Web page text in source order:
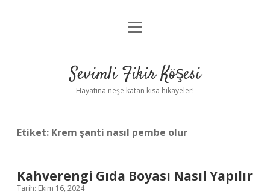
Anasayfa
Yasal Uyarı
menüyü
Sevimli Fikir Köşesi
Hayatına neşe katan kısa hikayeler!
Etiket: Krem şanti nasıl pembe olur
Kahverengi Gıda Boyası Nasıl Yapılır
Tarih: Ekim 16, 2024